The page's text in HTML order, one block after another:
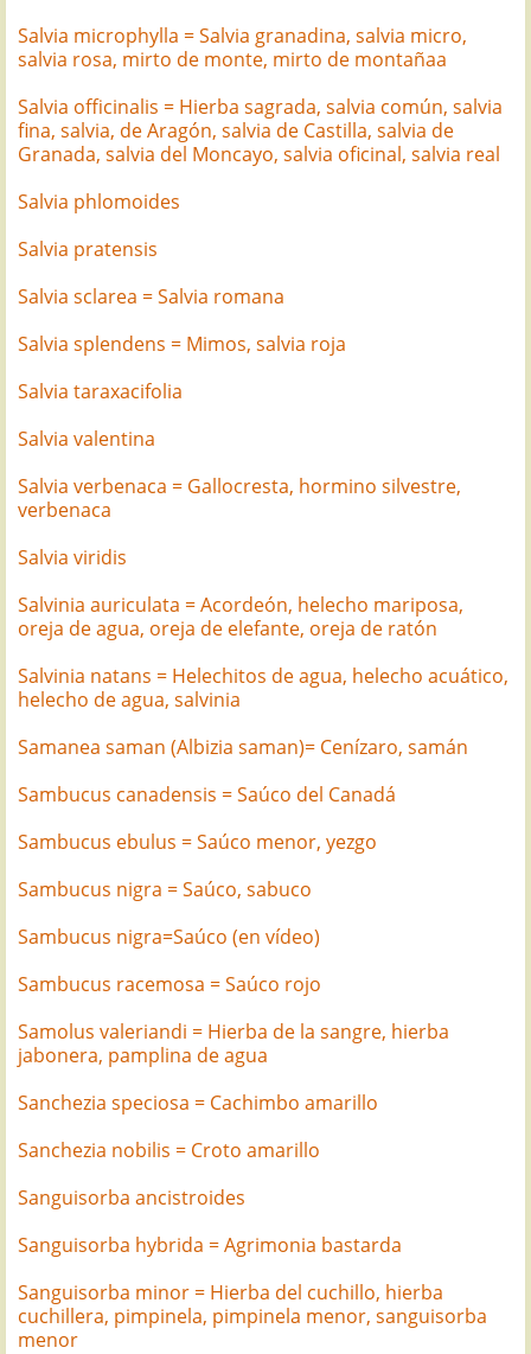
Salvia microphylla = Salvia granadina, salvia micro,
salvia rosa, mirto de monte, mirto de montañaa
Salvia officinalis = Hierba sagrada, salvia común, salvia
fina, salvia, de Aragón, salvia de Castilla, salvia de
Granada, salvia del Moncayo, salvia oficinal, salvia real
Salvia phlomoides
Salvia pratensis
Salvia sclarea = Salvia romana
Salvia splendens = Mimos, salvia roja
Salvia taraxacifolia
Salvia valentina
Salvia verbenaca = Gallocresta, hormino silvestre,
verbenaca
Salvia viridis
Salvinia auriculata = Acordeón, helecho mariposa,
oreja de agua, oreja de elefante, oreja de ratón
Salvinia natans = Helechitos de agua, helecho acuático,
helecho de agua, salvinia
Samanea saman (Albizia saman)= Cenízaro, samán
Sambucus canadensis = Saúco del Canadá
Sambucus ebulus = Saúco menor, yezgo
Sambucus nigra = Saúco, sabuco
Sambucus nigra=Saúco (en vídeo)
Sambucus racemosa = Saúco rojo
Samolus valeriandi = Hierba de la sangre, hierba
jabonera, pamplina de agua
Sanchezia speciosa = Cachimbo amarillo
Sanchezia nobilis = Croto amarillo
Sanguisorba ancistroides
Sanguisorba hybrida = Agrimonia bastarda
Sanguisorba minor = Hierba del cuchillo, hierba
cuchillera, pimpinela, pimpinela menor, sanguisorba
menor